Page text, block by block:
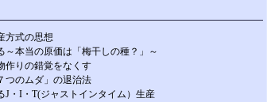
方式の思想
～本当の原価は「梅干しの種？」～
作りの錯覚をなくす
つのムダ」の退治法
J・I・T(ジャストインタイム）生産